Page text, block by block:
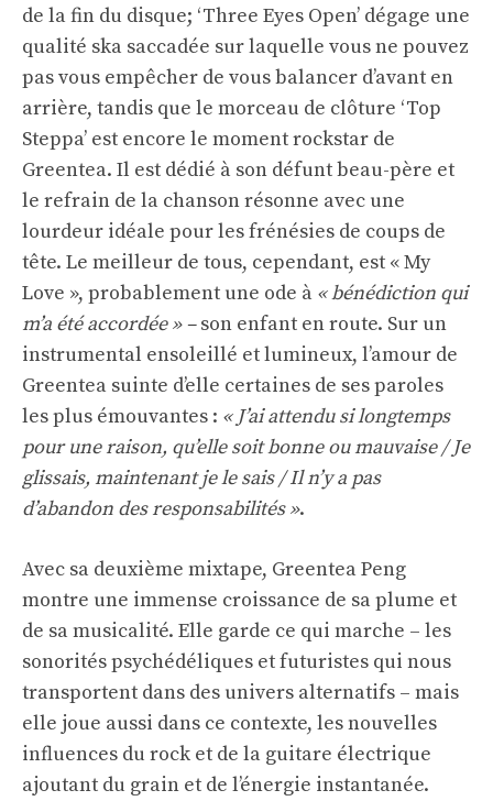
de la fin du disque; ‘Three Eyes Open’ dégage une
qualité ska saccadée sur laquelle vous ne pouvez
pas vous empêcher de vous balancer d’avant en
arrière, tandis que le morceau de clôture ‘Top
Steppa’ est encore le moment rockstar de
Greentea. Il est dédié à son défunt beau-père et
le refrain de la chanson résonne avec une
lourdeur idéale pour les frénésies de coups de
tête. Le meilleur de tous, cependant, est « My
Love », probablement une ode à « bénédiction qui
m’a été accordée » –son enfant en route. Sur un
instrumental ensoleillé et lumineux, l’amour de
Greentea suinte d’elle certaines de ses paroles
les plus émouvantes : « J’ai attendu si longtemps
pour une raison, qu’elle soit bonne ou mauvaise / Je
glissais, maintenant je le sais / Il n’y a pas
d’abandon des responsabilités ».
Avec sa deuxième mixtape, Greentea Peng
montre une immense croissance de sa plume et
de sa musicalité. Elle garde ce qui marche – les
sonorités psychédéliques et futuristes qui nous
transportent dans des univers alternatifs – mais
elle joue aussi dans ce contexte, les nouvelles
influences du rock et de la guitare électrique
ajoutant du grain et de l’énergie instantanée.